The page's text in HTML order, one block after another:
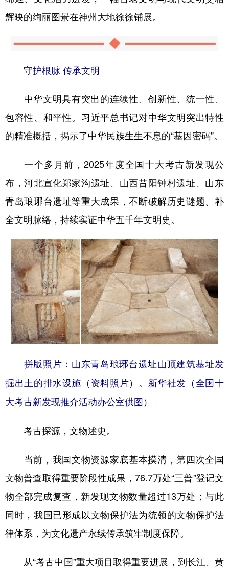
辉映的绚丽图景在神州大地徐徐铺展。
守护根脉 传承文明
中华文明具有突出的连续性、创新性、统一性、
包容性、和平性。习近平总书记对中华文明突出特性
的精准概括，揭示了中华民族生生不息的“基因密码”。
一个多月前，2025年度全国十大考古新发现公
布，河北宣化郑家沟遗址、山西昔阳钟村遗址、山东
青岛琅琊台遗址等重大成果，不断破解历史谜题、补
全文明脉络，持续实证中华五千年文明史。
拼版照片：山东青岛琅琊台遗址山顶建筑基址发
掘出土的排水设施（资料照片）。新华社发（全国十
大考古新发现推介活动办公室供图）
考古探源，文物述史。
当前，我国文物资源家底基本摸清，第四次全国
文物普查取得重要阶段性成果，76.7万处“三普”登记文
物全部完成复查，新发现文物数量超过13万处；与此
同时，我国已形成以文物保护法为统领的文物保护法
律体系，为文化遗产永续传承筑牢制度保障。
从“考古中国”重大项目取得重要进展，到长江、黄